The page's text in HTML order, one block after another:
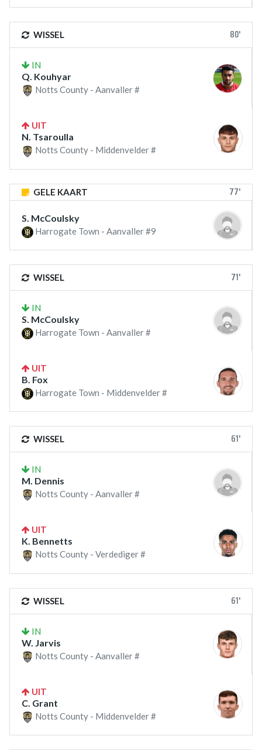
WISSEL 80'
IN
Q. Kouhyar
Notts County - Aanvaller #
UIT
N. Tsaroulla
Notts County - Middenvelder #
GELE KAART 77'
S. McCoulsky
Harrogate Town - Aanvaller #9
WISSEL 71'
IN
S. McCoulsky
Harrogate Town - Aanvaller #
UIT
B. Fox
Harrogate Town - Middenvelder #
WISSEL 61'
IN
M. Dennis
Notts County - Aanvaller #
UIT
K. Bennetts
Notts County - Verdediger #
WISSEL 61'
IN
W. Jarvis
Notts County - Aanvaller #
UIT
C. Grant
Notts County - Middenvelder #